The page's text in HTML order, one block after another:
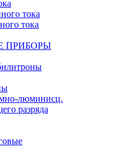
тока
тока
ПРИБОРЫ
люминисц.
разряда